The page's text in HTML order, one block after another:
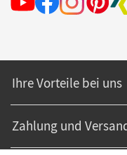
Ihre Vorteile bei uns
Zahlung und